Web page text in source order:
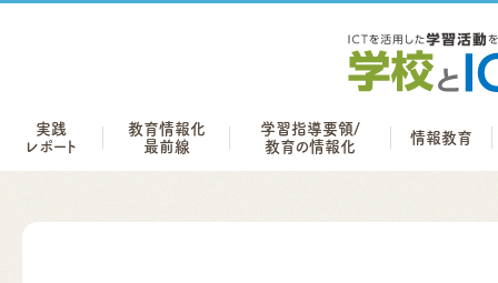
実践
レポート
教育情報化
最前線
学習指導要領/
教育の情報化
情報教育